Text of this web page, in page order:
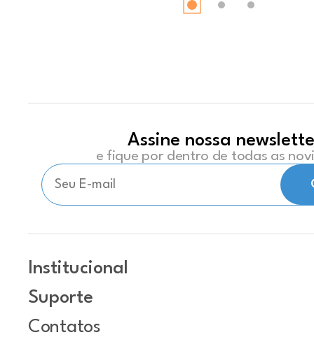
Assine nossa
e fique por dentro de todas as
Institucional
Suporte
Contatos